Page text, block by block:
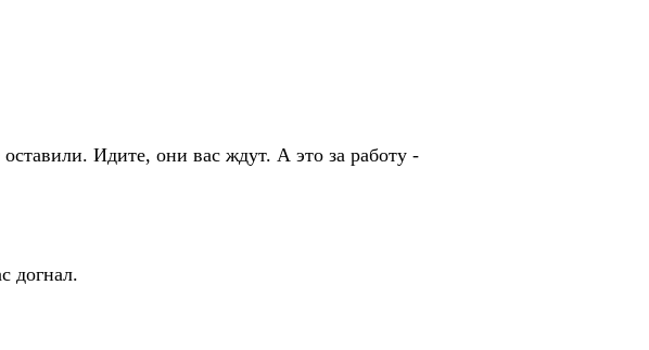
Идите, они вас ждут. А это за работу -
догнал.